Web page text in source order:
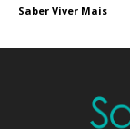
Saber Viver Mais